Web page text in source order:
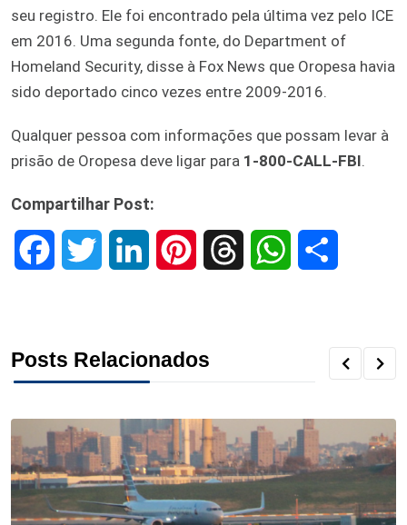
seu registro. Ele foi encontrado pela última vez pelo ICE
em 2016. Uma segunda fonte, do Department of
Homeland Security, disse à Fox News que Oropesa havia
sido deportado cinco vezes entre 2009-2016.
Qualquer pessoa com informações que possam levar à
prisão de Oropesa deve ligar para 1-800-CALL-FBI.
Compartilhar Post:
e
o
o
t
r
k
d
I
t
r
e
d A
Posts Relacionados